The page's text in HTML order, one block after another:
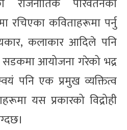
रचिएका कविताहरूमा पर्नु
कलाकार आदिले पनि
आयोजना गरेको भद्र
पनि एक प्रमुख व्यक्तित्व
यस प्रकारको विद्रोही